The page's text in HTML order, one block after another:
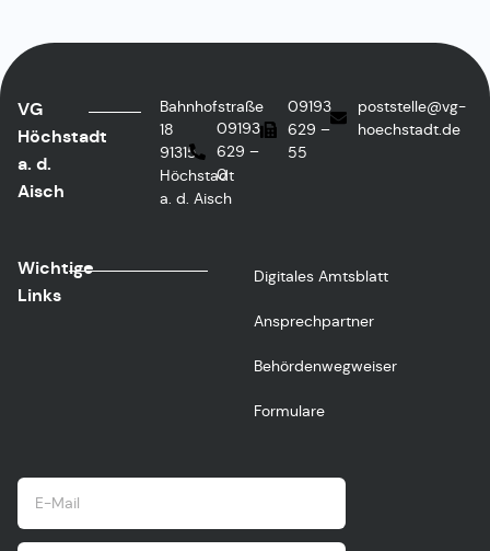
VG
Höchstadt
a. d.
Aisch
Bahnhofstraße
18
91315
Höchstadt
a. d. Aisch
09193
629 –
0
09193
629 –
55
poststelle@vg-
hoechstadt.de
Wichtige
Links
Digitales Amtsblatt
Ansprechpartner
Behördenwegweiser
Formulare